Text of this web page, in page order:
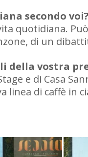
secondo voi?
quotidiana.
di un
vostra
e di Casa
di caffè in